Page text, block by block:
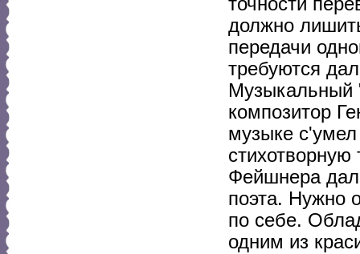
точности
должно
передачи
требуются
Музыкальный
композитор
музыке с'умел
стихотворную
Фейшнера
поэта. Нужно
по себе.
одним из